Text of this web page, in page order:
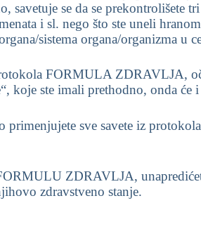
savetuje se da se
i sl. nego što ste uneli
sistema organa/organizma u
FORMULA ZDRAVLJA,
koje ste imali prethodno, onda
primenjujete sve savete iz
ZDRAVLJA,
zdravstveno stanje.